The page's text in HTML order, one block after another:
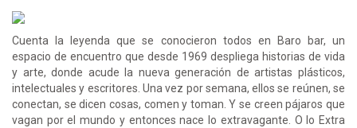
Cuenta la leyenda que se conocieron todos en Baro bar, un
espacio de encuentro que desde 1969 despliega historias de vida
y arte, donde acude la nueva generación de artistas plásticos,
intelectuales y escritores. Una vez por semana, ellos se reúnen, se
conectan, se dicen cosas, comen y toman. Y se creen pájaros que
vagan por el mundo y entonces nace lo extravagante. O lo Extra